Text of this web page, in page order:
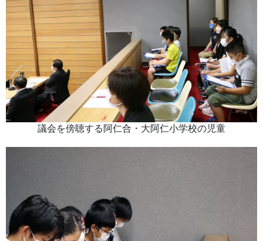
議会を傍聴する阿仁合・大阿仁小学校の児童